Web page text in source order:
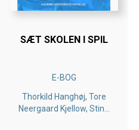
SÆT SKOLEN I SPIL
E-BOG
Thorkild Hanghøj, Tore
Neergaard Kjellow, Stine